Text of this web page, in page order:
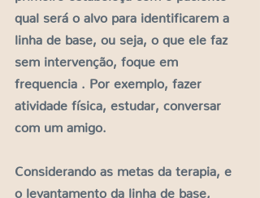
qual será o alvo para identificarem a
linha de base, ou seja, o que ele faz
sem intervenção, foque em
frequencia . Por exemplo, fazer
atividade física, estudar, conversar
com um amigo.
Considerando as metas da terapia, e
o levantamento da linha de base,